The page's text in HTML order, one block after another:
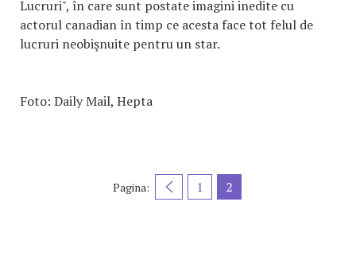
Lucruri", în care sunt postate imagini inedite cu
actorul canadian în timp ce acesta face tot felul de
lucruri neobişnuite pentru un star.
Foto: Daily Mail, Hepta
Pagina: 1 2